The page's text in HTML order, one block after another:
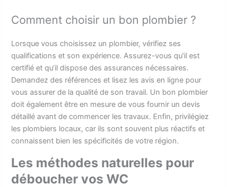
Comment choisir un bon plombier ?
Lorsque vous choisissez un plombier, vérifiez ses
qualifications et son expérience. Assurez-vous qu’il est
certifié et qu’il dispose des assurances nécessaires.
Demandez des références et lisez les avis en ligne pour
vous assurer de la qualité de son travail. Un bon plombier
doit également être en mesure de vous fournir un devis
détaillé avant de commencer les travaux. Enfin, privilégiez
les plombiers locaux, car ils sont souvent plus réactifs et
connaissent bien les spécificités de votre région.
Les méthodes naturelles pour
déboucher vos WC